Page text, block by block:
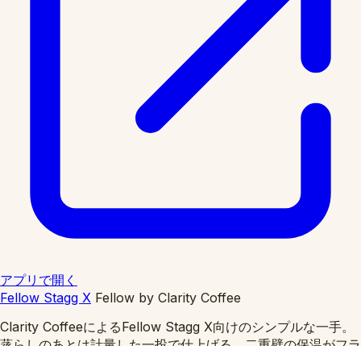
アプリで開く
Fellow Stagg X Fellow by Clarity Coffee
Clarity CoffeeによるFellow Stagg X向けのシンプルな一手。